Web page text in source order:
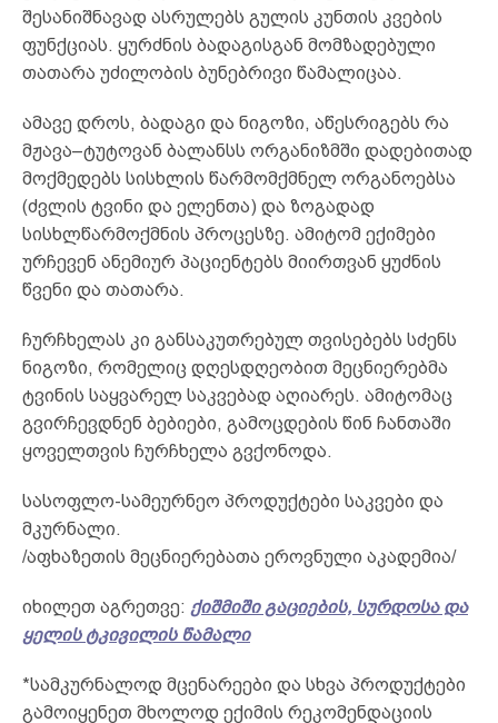
შესანიშნავად ასრულებს გულის კუნთის კვების
ფუნქციას. ყურძნის ბადაგისგან მომზადებული
თათარა უძილობის ბუნებრივი წამალიცაა.
ამავე დროს, ბადაგი და ნიგოზი, აწესრიგებს რა
მჟავა–ტუტოვან ბალანსს ორგანიზმში დადებითად
მოქმედებს სისხლის წარმომქმნელ ორგანოებსა
(ძვლის ტვინი და ელენთა) და ზოგადად
სისხლწარმოქმნის პროცესზე. ამიტომ ექიმები
ურჩევენ ანემიურ პაციენტებს მიირთვან ყუძნის
წვენი და თათარა.
ჩურჩხელას კი განსაკუთრებულ თვისებებს სძენს
ნიგოზი, რომელიც დღესდღეობით მეცნიერებმა
ტვინის საყვარელ საკვებად აღიარეს. ამიტომაც
გვირჩევდნენ ბებიები, გამოცდების წინ ჩანთაში
ყოველთვის ჩურჩხელა გვქონოდა.
სასოფლო-სამეურნეო პროდუქტები საკვები და
მკურნალი.
/აფხაზეთის მეცნიერებათა ეროვნული აკადემია/
იხილეთ აგრეთვე: ქიშმიში გაციების, სურდოსა და
ყელის ტკივილის წამალი
*სამკურნალოდ მცენარეები და სხვა პროდუქტები
გამოიყენეთ მხოლოდ ექიმის რეკომენდაციის